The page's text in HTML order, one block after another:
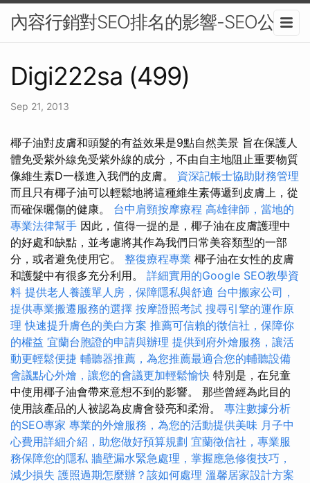
內容行銷對SEO排名的影響-SEO公司
Digi222sa (499)
Sep 21, 2013
椰子油對皮膚和頭髮的有益效果是9點自然美景 旨在保護人
體免受紫外線免受紫外線的成分，不由自主地阻止重要物質
像維生素D一樣進入我們的皮膚。 資深記帳士協助財務管理
而且只有椰子油可以輕鬆地將這種維生素傳遞到皮膚上，從
而確保曬傷的健康。 台中肩頸按摩療程 高雄律師，當地的
專業法律幫手 因此，值得一提的是，椰子油在皮膚護理中
的好處和缺點，並考慮將其作為我們日常美容類型的一部
分，或者避免使用它。 整復療程專業 椰子油在女性的皮膚
和護髮中有很多充分利用。 詳細實用的Google SEO教學資
料 提供老人養護單人房，保障隱私與舒適 台中搬家公司，
提供專業搬遷服務的選擇 按摩證照考試 搜尋引擎的運作原
理 快速提升膚色的美白方案 推薦可信賴的徵信社，保障你
的權益 宜蘭台胞證的申請與辦理 提供到府外燴服務，讓活
動更輕鬆便捷 輔聽器推薦，為您推薦最適合您的輔聽設備
會議點心外燴，讓您的會議更加輕鬆愉快 特別是，在兒童
中使用椰子油會帶來意想不到的影響。 那些曾經為此目的
使用該產品的人被認為皮膚會發亮和柔滑。 專注數據分析
的SEO專家 專業的外燴服務，為您的活動提供美味 月子中
心費用詳細介紹，助您做好預算規劃 宜蘭徵信社，專業服
務保障您的隱私 牆壁漏水緊急處理，掌握應急修復技巧，
減少損失 護照過期怎麼辦？該如何處理 溫馨居家設計方案